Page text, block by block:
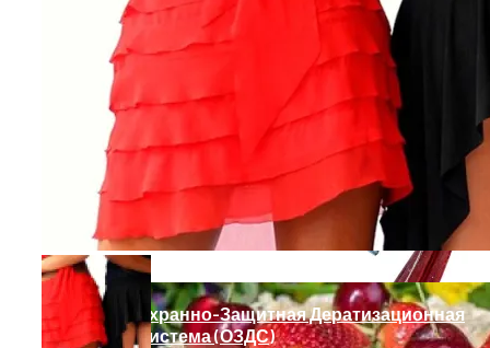
Как Выбрать Дачу Для Сезонного
Проживания Без Ошибок
Мода Для Бизнес-Леди: Как Совмещать
Стиль И Предпринимательство
Охранно-Защитная Дератизационная
Система (ОЗДС)